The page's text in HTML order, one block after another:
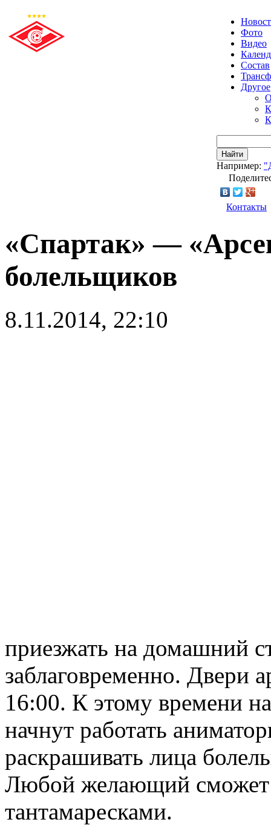
Фото
Видео
Состав
Другое
Найти
Например:
Контакты
«Спартак» —
болельщиков
8.11.2014, 22:10
приезжать на домашний
заблаговременно. Двери
16:00. К этому времени
начнут работать
раскрашивать лица
Любой желающий сможет
тантамаресками.